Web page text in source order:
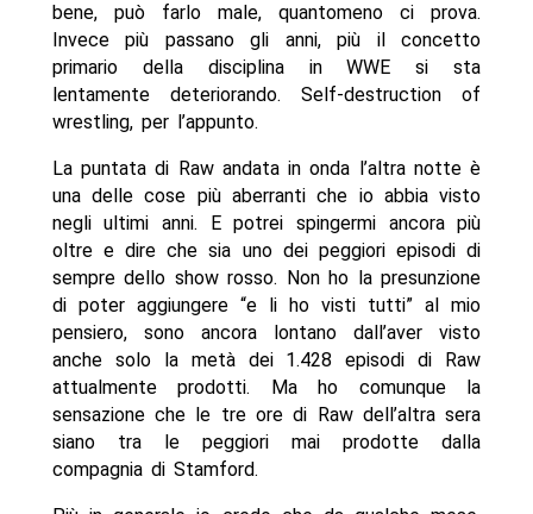
bene, può farlo male, quantomeno ci prova.
Invece più passano gli anni, più il concetto
primario della disciplina in WWE si sta
lentamente deteriorando. Self-destruction of
wrestling, per l’appunto.
La puntata di Raw andata in onda l’altra notte è
una delle cose più aberranti che io abbia visto
negli ultimi anni. E potrei spingermi ancora più
oltre e dire che sia uno dei peggiori episodi di
sempre dello show rosso. Non ho la presunzione
di poter aggiungere “e li ho visti tutti” al mio
pensiero, sono ancora lontano dall’aver visto
anche solo la metà dei 1.428 episodi di Raw
attualmente prodotti. Ma ho comunque la
sensazione che le tre ore di Raw dell’altra sera
siano tra le peggiori mai prodotte dalla
compagnia di Stamford.